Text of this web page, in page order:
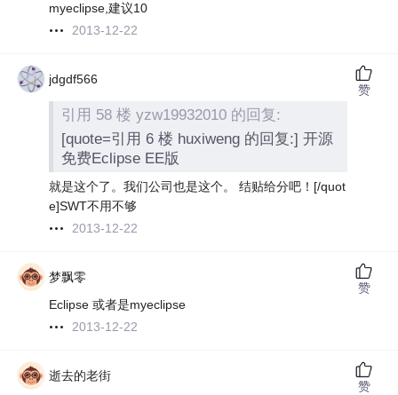
myeclipse,建议10
2013-12-22
jdgdf566
引用 58 楼 yzw19932010 的回复:
[quote=引用 6 楼 huxiweng 的回复:] 开源
免费Eclipse EE版
就是这个了。我们公司也是这个。 结贴给分吧！ [/quot
e]SWT不用不够
2013-12-22
赞
梦飘零
Eclipse 或者是myeclipse
2013-12-22
赞
逝去的老街
赞